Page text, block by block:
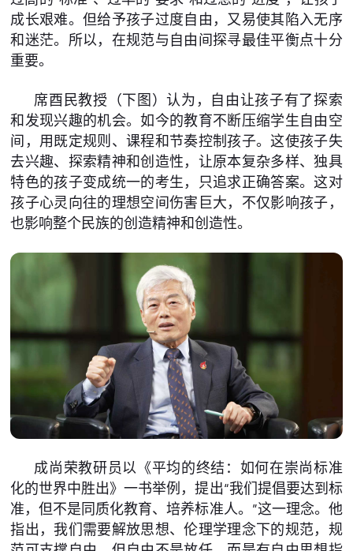
成长艰难。但给予孩子过度自由，又易使其陷入无序
和迷茫。所以，在规范与自由间探寻最佳平衡点十分
重要。
席酉民教授（下图）认为，自由让孩子有了探索
和发现兴趣的机会。如今的教育不断压缩学生自由空
间，用既定规则、课程和节奏控制孩子。这使孩子失
去兴趣、探索精神和创造性，让原本复杂多样、独具
特色的孩子变成统一的考生，只追求正确答案。这对
孩子心灵向往的理想空间伤害巨大，不仅影响孩子，
也影响整个民族的创造精神和创造性。
成尚荣教研员以《平均的终结：如何在崇尚标准
化的世界中胜出》一书举例，提出“我们提倡要达到标
准，但不是同质化教育、培养标准人。”这一理念。他
指出，我们需要解放思想、伦理学理念下的规范，规